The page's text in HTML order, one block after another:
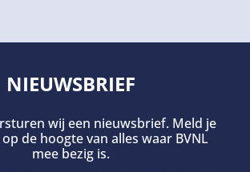
NIEUWSBRIEF
wij een nieuwsbrief. Meld je
de hoogte van alles waar BVNL
mee bezig is.